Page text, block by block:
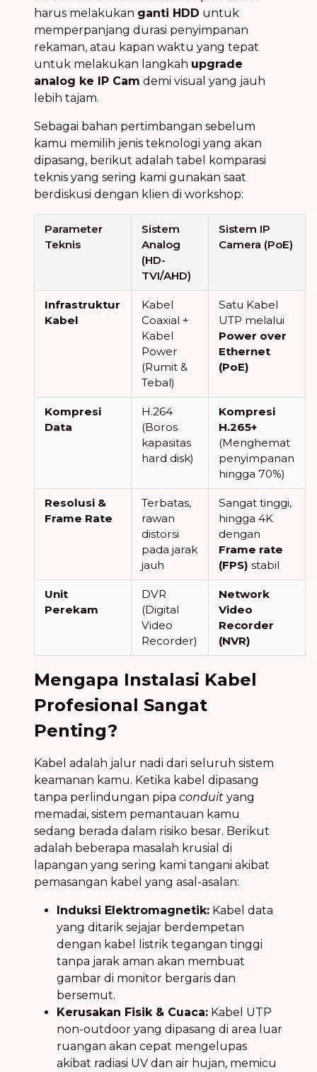
harus melakukan ganti HDD untuk
memperpanjang durasi penyimpanan
rekaman, atau kapan waktu yang tepat
untuk melakukan langkah upgrade
analog ke IP Cam demi visual yang jauh
lebih tajam.
Sebagai bahan pertimbangan sebelum
kamu memilih jenis teknologi yang akan
dipasang, berikut adalah tabel komparasi
teknis yang sering kami gunakan saat
berdiskusi dengan klien di workshop:
Parameter
Teknis
Sistem
Analog
(HD-
TVI/AHD)
Sistem IP
Camera (PoE)
Infrastruktur
Kabel
Kabel
Coaxial +
Kabel
Power
(Rumit &
Tebal)
Satu Kabel
UTP melalui
Power over
Ethernet
(PoE)
Kompresi
Data
H.264
(Boros
kapasitas
hard disk)
Kompresi
H.265+
(Menghemat
penyimpanan
hingga 70%)
Resolusi &
Frame Rate
Terbatas,
rawan
distorsi
pada jarak
jauh
Sangat tinggi,
hingga 4K
dengan
Frame rate
(FPS) stabil
Unit
Perekam
DVR
(Digital
Video
Recorder)
Network
Video
Recorder
(NVR)
Mengapa Instalasi Kabel
Profesional Sangat
Penting?
Kabel adalah jalur nadi dari seluruh sistem
keamanan kamu. Ketika kabel dipasang
tanpa perlindungan pipa conduit yang
memadai, sistem pemantauan kamu
sedang berada dalam risiko besar. Berikut
adalah beberapa masalah krusial di
lapangan yang sering kami tangani akibat
pemasangan kabel yang asal-asalan:
Induksi Elektromagnetik: Kabel data
yang ditarik sejajar berdempetan
dengan kabel listrik tegangan tinggi
tanpa jarak aman akan membuat
gambar di monitor bergaris dan
bersemut.
Kerusakan Fisik & Cuaca: Kabel UTP
non-outdoor yang dipasang di area luar
ruangan akan cepat mengelupas
akibat radiasi UV dan air hujan, memicu